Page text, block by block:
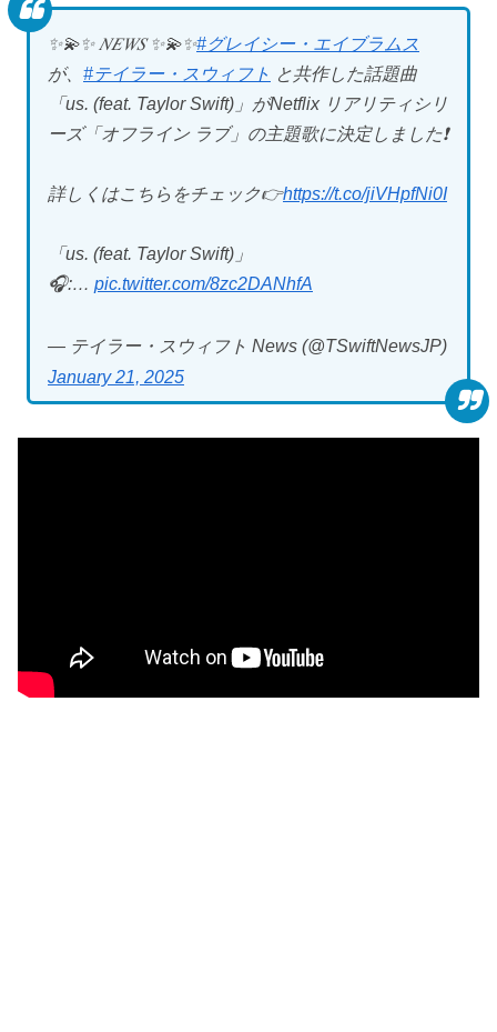
✨💫✨ 𝑁𝐸𝑊𝑆 ✨💫✨#グレイシー・エイブラムス
が、 #テイラー・スウィフト と共作した話題曲
「us. (feat. Taylor Swift)」がNetflix リアリティシリ
ーズ「オフライン ラブ」の主題歌に決定しました❗️
詳しくはこちらをチェック👉https://t.co/jiVHpfNi0I
「us. (feat. Taylor Swift)」
🎧:… pic.twitter.com/8zc2DANhfA
— テイラー・スウィフト News (@TSwiftNewsJP)
January 21, 2025